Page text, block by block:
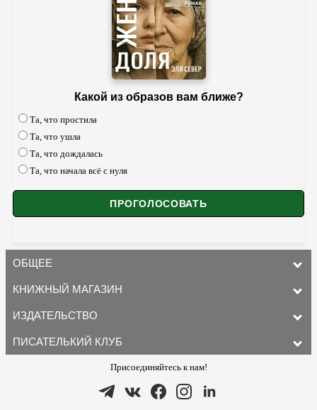
Какой из образов вам ближе?
Та, что простила
Та, что ушла
Та, что дождалась
Та, что начала всё с нуля
ОБЩЕЕ
КНИЖНЫЙ МАГАЗИН
ИЗДАТЕЛЬСТВО
ПИСАТЕЛЬКИЙ КЛУБ
Присоединяйтесь к нам!